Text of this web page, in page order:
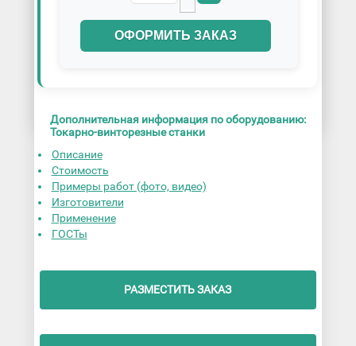
ОФОРМИТЬ ЗАКАЗ
Дополнительная информация по оборудованию:
Токарно-винторезные станки
Описание
Стоимость
Примеры работ (фото, видео)
Изготовители
Применение
ГОСТы
РАЗМЕСТИТЬ ЗАКАЗ